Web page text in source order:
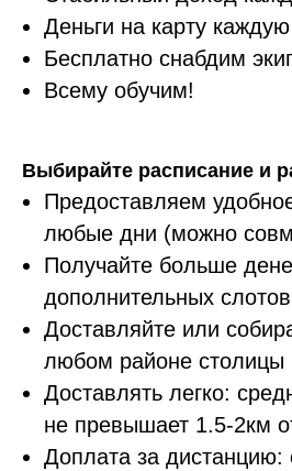
Деньги на карту
Бесплатно снабдим
Всему обучим!
Выбирайте расписание и
Предоставляем
любые дни (можно
Получайте больше
дополнительных слотов
Доставляйте или
любом районе столицы
Доставлять легко:
не превышает 1.5-2км
Доплата за дистанцию: